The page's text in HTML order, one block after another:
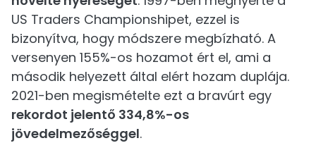
US Traders Championshipet, ezzel is
bizonyítva, hogy módszere megbízható. A
versenyen 155%-os hozamot ért el, ami a
második helyezett által elért hozam duplája.
2021-ben megismételte ezt a bravúrt egy
rekordot jelentő 334,8%-os
jövedelmezőséggel.